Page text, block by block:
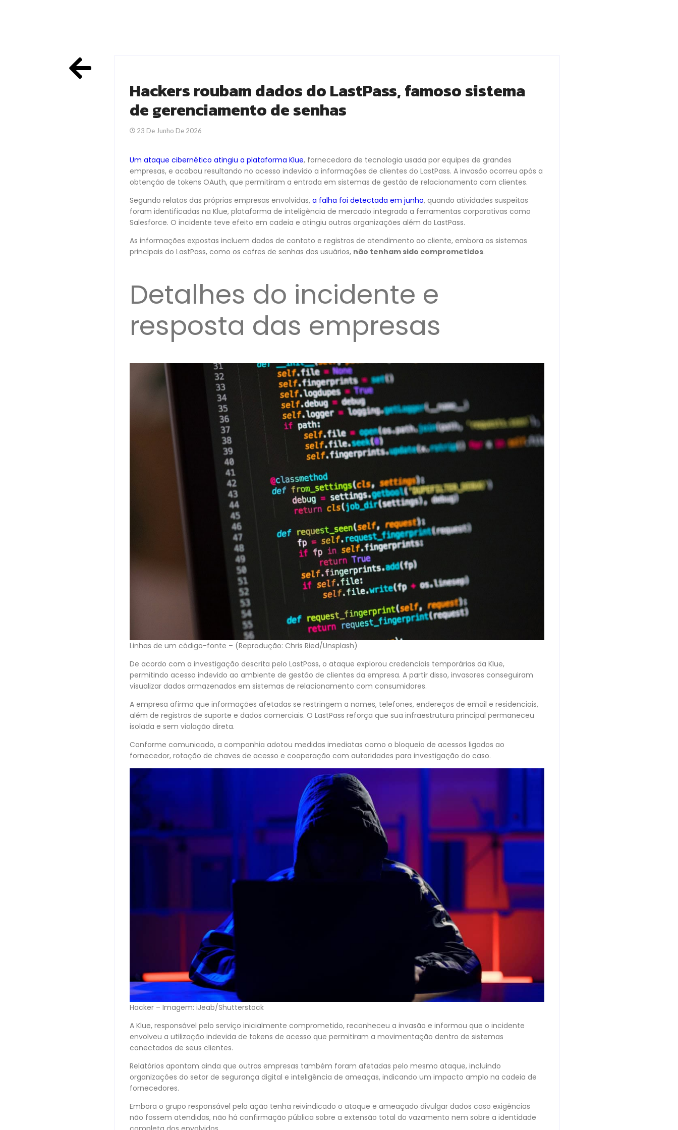
Hackers roubam dados do LastPass, famoso sistema
de gerenciamento de senhas
23 De Junho De 2026
Um ataque cibernético atingiu a plataforma Klue, fornecedora de tecnologia usada por equipes de grandes
empresas, e acabou resultando no acesso indevido a informações de clientes do LastPass. A invasão ocorreu após a
obtenção de tokens OAuth, que permitiram a entrada em sistemas de gestão de relacionamento com clientes.
Segundo relatos das próprias empresas envolvidas, a falha foi detectada em junho, quando atividades suspeitas
foram identificadas na Klue, plataforma de inteligência de mercado integrada a ferramentas corporativas como
Salesforce. O incidente teve efeito em cadeia e atingiu outras organizações além do LastPass.
As informações expostas incluem dados de contato e registros de atendimento ao cliente, embora os sistemas
principais do LastPass, como os cofres de senhas dos usuários, não tenham sido comprometidos.
Detalhes do incidente e
resposta das empresas
Linhas de um código-fonte – (Reprodução: Chris Ried/Unsplash)
De acordo com a investigação descrita pelo LastPass, o ataque explorou credenciais temporárias da Klue,
permitindo acesso indevido ao ambiente de gestão de clientes da empresa. A partir disso, invasores conseguiram
visualizar dados armazenados em sistemas de relacionamento com consumidores.
A empresa afirma que informações afetadas se restringem a nomes, telefones, endereços de email e residenciais,
além de registros de suporte e dados comerciais. O LastPass reforça que sua infraestrutura principal permaneceu
isolada e sem violação direta.
Conforme comunicado, a companhia adotou medidas imediatas como o bloqueio de acessos ligados ao
fornecedor, rotação de chaves de acesso e cooperação com autoridades para investigação do caso.
Hacker – Imagem: iJeab/Shutterstock
A Klue, responsável pelo serviço inicialmente comprometido, reconheceu a invasão e informou que o incidente
envolveu a utilização indevida de tokens de acesso que permitiram a movimentação dentro de sistemas
conectados de seus clientes.
Relatórios apontam ainda que outras empresas também foram afetadas pelo mesmo ataque, incluindo
organizações do setor de segurança digital e inteligência de ameaças, indicando um impacto amplo na cadeia de
fornecedores.
Embora o grupo responsável pela ação tenha reivindicado o ataque e ameaçado divulgar dados caso exigências
não fossem atendidas, não há confirmação pública sobre a extensão total do vazamento nem sobre a identidade